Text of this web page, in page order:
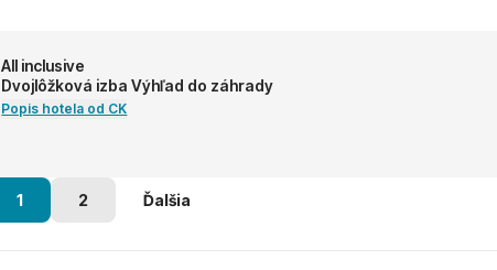
All inclusive
Dvojlôžková izba Výhľad do záhrady
Popis hotela od CK
1 2 Ďalšia